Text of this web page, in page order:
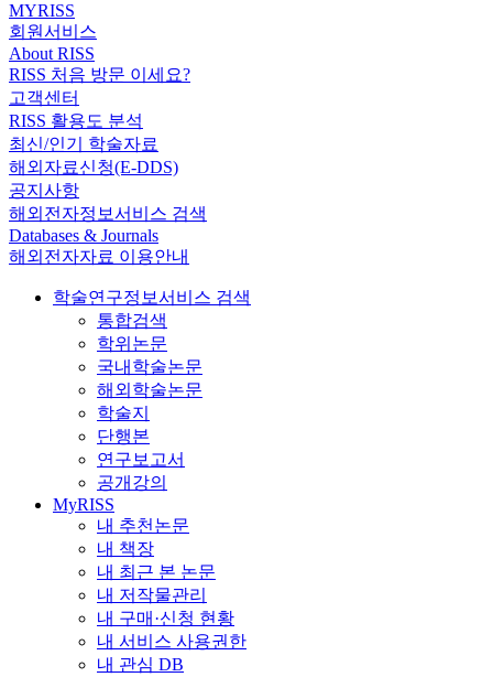
MYRISS
회원서비스
About RISS
RISS 처음 방문 이세요?
고객센터
RISS 활용도 분석
최신/인기 학술자료
해외자료신청(E-DDS)
공지사항
해외전자정보서비스 검색
Databases & Journals
해외전자자료 이용안내
학술연구정보서비스 검색
통합검색
학위논문
국내학술논문
해외학술논문
학술지
단행본
연구보고서
공개강의
MyRISS
내 추천논문
내 책장
내 최근 본 논문
내 저작물관리
내 구매·신청 현황
내 서비스 사용권한
내 관심 DB